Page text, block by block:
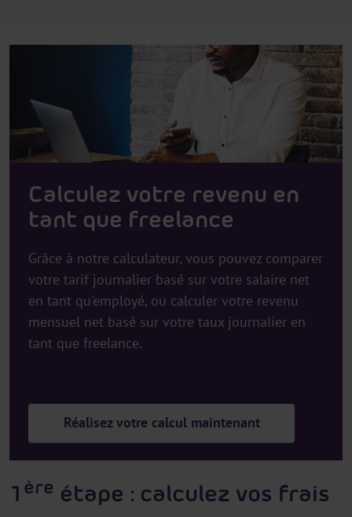
Calculez votre revenu en
tant que freelance
Grâce à notre calculateur, vous pouvez comparer
votre tarif journalier basé sur votre salaire net
en tant qu'employé, ou calculer votre revenu
mensuel net basé sur votre taux journalier en
tant que freelance.
Réalisez votre calcul maintenant
1 ère étape : calculez vos frais